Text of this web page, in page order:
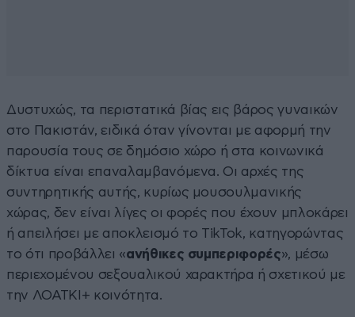
Δυστυχώς, τα περιστατικά βίας εις βάρος γυναικών
στο Πακιστάν, ειδικά όταν γίνονται με αφορμή την
παρουσία τους σε δημόσιο χώρο ή στα κοινωνικά
δίκτυα είναι επαναλαμβανόμενα. Οι αρχές της
συντηρητικής αυτής, κυρίως μουσουλμανικής
χώρας, δεν είναι λίγες οι φορές που έχουν μπλοκάρει
ή απειλήσει με αποκλεισμό το TikTok, κατηγορώντας
το ότι προβάλλει «ανήθικες συμπεριφορές», μέσω
περιεχομένου σεξουαλικού χαρακτήρα ή σχετικού με
την ΛΟΑΤΚΙ+ κοινότητα.